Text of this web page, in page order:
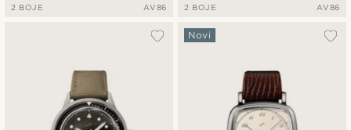
2 BOJE AV86 2 BOJE AV86
Novi